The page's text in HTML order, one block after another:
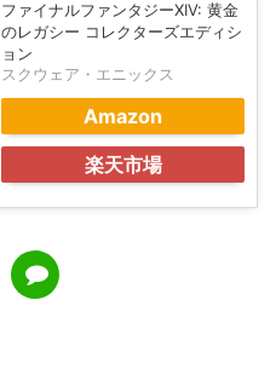
ファイナルファンタジーXIV: 黄金
のレガシー コレクターズエディシ
ョン
スクウェア・エニックス
Amazon
楽天市場